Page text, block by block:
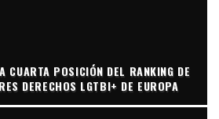
CUARTA POSICIÓN DEL RANKING DE
DERECHOS LGTBI+ DE EUROPA